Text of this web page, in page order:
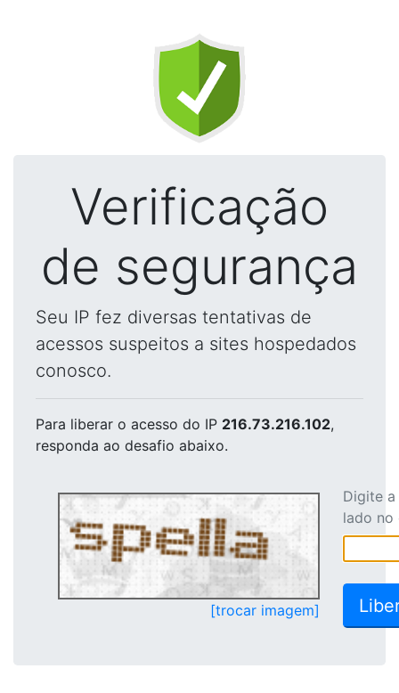
Verificação
de segurança
Seu IP fez diversas tentativas de
acessos suspeitos a sites hospedados
conosco.
Para liberar o acesso do IP 216.73.216.102,
responda ao desafio abaixo.
[trocar imagem]
Digite
lado no